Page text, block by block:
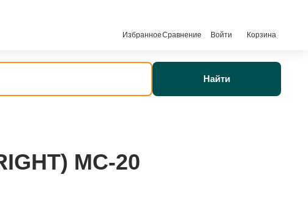
ИзбранноеСравнение Войти Корзина
Найти
МС-20